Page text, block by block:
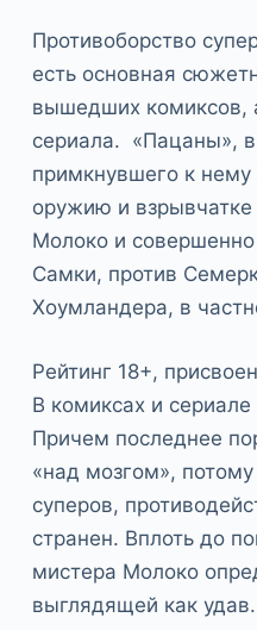
Противоборство
есть основная
вышедших комиксов,
сериала. «Пацаны»,
примкнувшего к нему
оружию и
Молоко и совершенно
Самки, против
Хоумландера, в
Рейтинг 18+,
В комиксах и
Причем последнее
«над мозгом»,
суперов,
странен. Вплоть до
мистера Молоко
выглядящей как удав.